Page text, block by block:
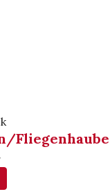
Fliegenhaube